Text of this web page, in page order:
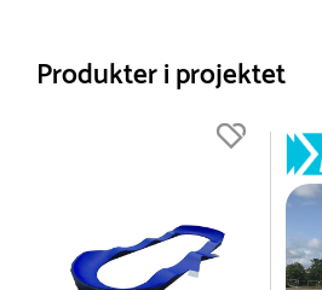
Produkter i projektet